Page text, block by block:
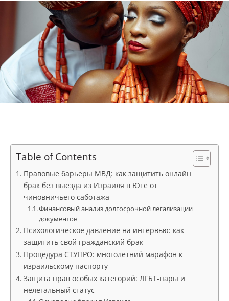
Table of Contents
Правовые барьеры МВД: как защитить онлайн
брак без выезда из Израиля в Юте от
чиновничьего саботажа
Финансовый анализ долгосрочной легализации
документов
Психологическое давление на интервью: как
защитить свой гражданский брак
Процедура СТУПРО: многолетний марафон к
израильскому паспорту
Защита прав особых категорий: ЛГБТ-пары и
нелегальный статус